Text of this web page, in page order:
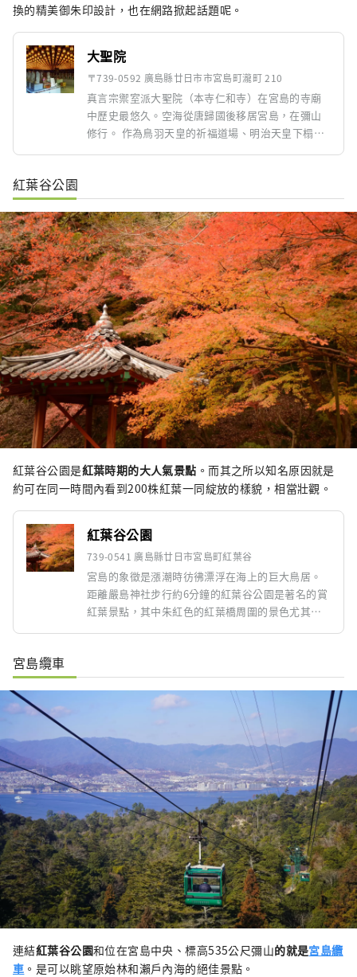
換的精美御朱印設計，也在網路掀起話題呢。
大聖院
〒739-0592 廣島縣廿日市市宮島町瀧町 210
真言宗禦室派大聖院（本寺仁和寺）在宮島的寺廟
中歷史最悠久。空海從唐歸國後移居宮島，在彌山
修行。 作為鳥羽天皇的祈福道場、明治天皇下榻之
紅葉谷公園
紅葉谷公園是紅葉時期的大人氣景點 。而其之所以知名原因就是
約可在同一時間內看到200株紅葉一同綻放的樣貌，相當壯觀。
紅葉谷公園
739-0541 廣島縣廿日市宮島町紅葉谷
宮島的象徵是漲潮時彷彿漂浮在海上的巨大鳥居。
距離嚴島神社步行約6分鐘的紅葉谷公園是著名的賞
紅葉景點，其中朱紅色的紅葉橋周圍的景色尤其值
宮島纜車
連結紅葉谷公園和位在宮島中央、標高535公尺彌山的就是宮島纜
車 。是可以眺望原始林和瀨戶內海的絕佳景點。